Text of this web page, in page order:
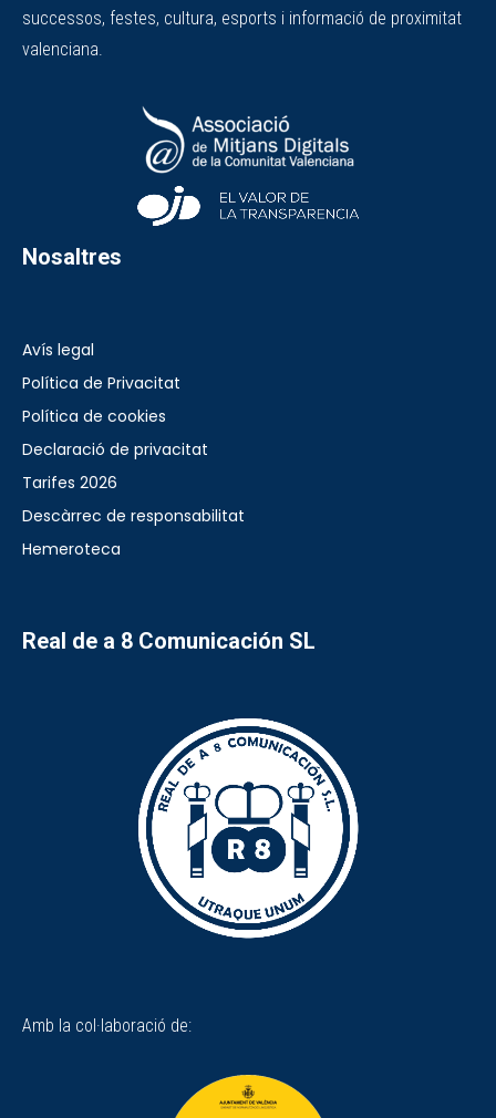
successos, festes, cultura, esports i informació de proximitat
valenciana.
Nosaltres
Avís legal
Política de Privacitat
Política de cookies
Declaració de privacitat
Tarifes 2026
Descàrrec de responsabilitat
Hemeroteca
Real de a 8 Comunicación SL
Amb la col·laboració de: